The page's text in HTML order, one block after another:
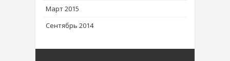
Март 2015
Сентябрь 2014